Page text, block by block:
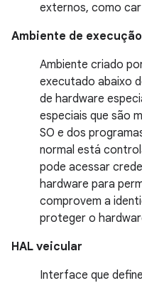
externos, como
Ambiente de
Ambiente criado
executado abaixo
de hardware
especiais que são
SO e dos
normal está
pode acessar
hardware para
comprovem a
proteger o
HAL veicular
Interface que